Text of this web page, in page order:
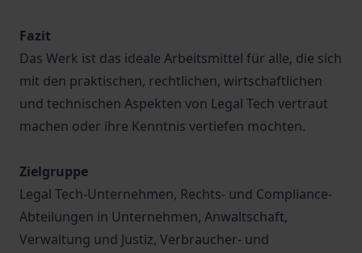
Fazit
Das Werk ist das ideale Arbeitsmittel für alle, die sich
mit den praktischen, rechtlichen, wirtschaftlichen
und technischen Aspekten von Legal Tech vertraut
machen oder ihre Kenntnis vertiefen möchten.
Zielgruppe
Legal Tech-Unternehmen, Rechts- und Compliance-
Abteilungen in Unternehmen, Anwaltschaft,
Verwaltung und Justiz, Verbraucher- und